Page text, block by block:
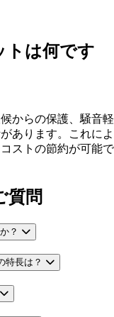
トは何です
からの保護、騒音軽
あります。これによ
ストの節約が可能で
質問
？
特長は？